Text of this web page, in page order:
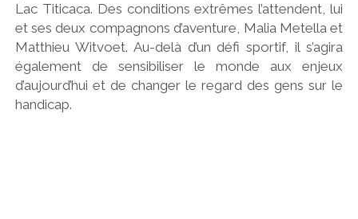
Lac Titicaca. Des conditions extrêmes l’attendent, lui
et ses deux compagnons d’aventure, Malia Metella et
Matthieu Witvoet. Au-delà d’un défi sportif, il s’agira
également de sensibiliser le monde aux enjeux
d’aujourd’hui et de changer le regard des gens sur le
handicap.